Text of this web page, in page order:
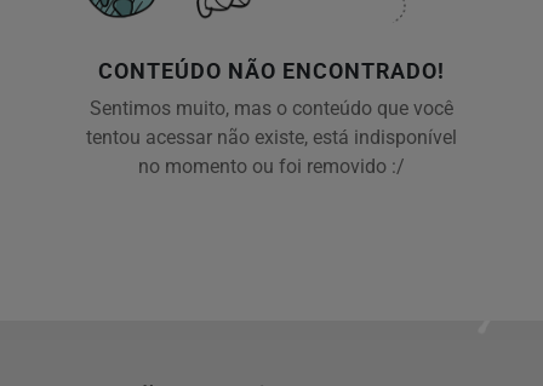
CONTEÚDO NÃO ENCONTRADO!
Sentimos muito, mas o conteúdo que você
tentou acessar não existe, está indisponível
no momento ou foi removido :/